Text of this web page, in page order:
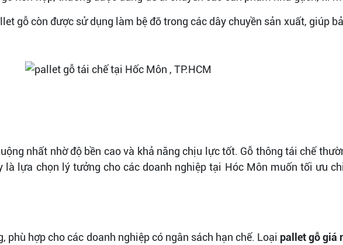
gỗ còn được sử dụng làm bệ đỡ trong các dây chuyền sản xuất, giúp
nhất nhờ độ bền cao và khả năng chịu lực tốt. Gỗ thông tái chế
là lựa chọn lý tưởng cho các doanh nghiệp tại Hóc Môn muốn tối ưu
phù hợp cho các doanh nghiệp có ngân sách hạn chế. Loại pallet gỗ giá